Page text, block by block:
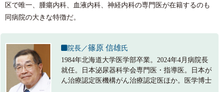
区で唯一、腫瘍内科、血液内科、神経内科の専門医が在籍するのも
同病院の大きな特徴だ。
院長／篠原 信雄氏
1984年北海道大学医学部卒業。2024年4月病院長
就任。日本泌尿器科学会専門医・指導医。日本が
ん治療認定医機構がん治療認定医ほか。医学博士